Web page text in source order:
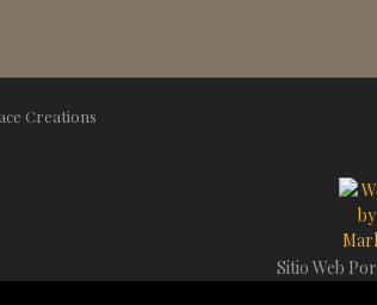
Creations
Sitio Web Por